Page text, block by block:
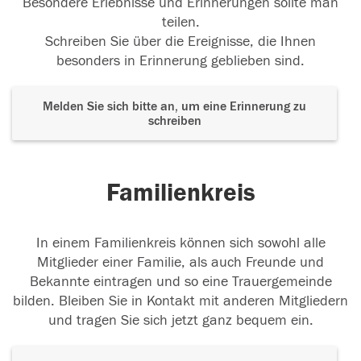
teilen.
Schreiben Sie über die Ereignisse, die Ihnen
besonders in Erinnerung geblieben sind.
Melden Sie sich bitte an, um eine Erinnerung zu
schreiben
Familienkreis
In einem Familienkreis können sich sowohl alle
Mitglieder einer Familie, als auch Freunde und
Bekannte eintragen und so eine Trauergemeinde
bilden. Bleiben Sie in Kontakt mit anderen Mitgliedern
und tragen Sie sich jetzt ganz bequem ein.